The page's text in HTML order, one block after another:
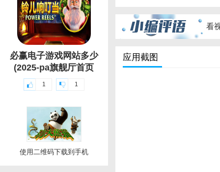
必赢电子游戏网站多少
(2025-pa旗舰厅首页
1 1
使用二维码下载到手机
看
应用截图